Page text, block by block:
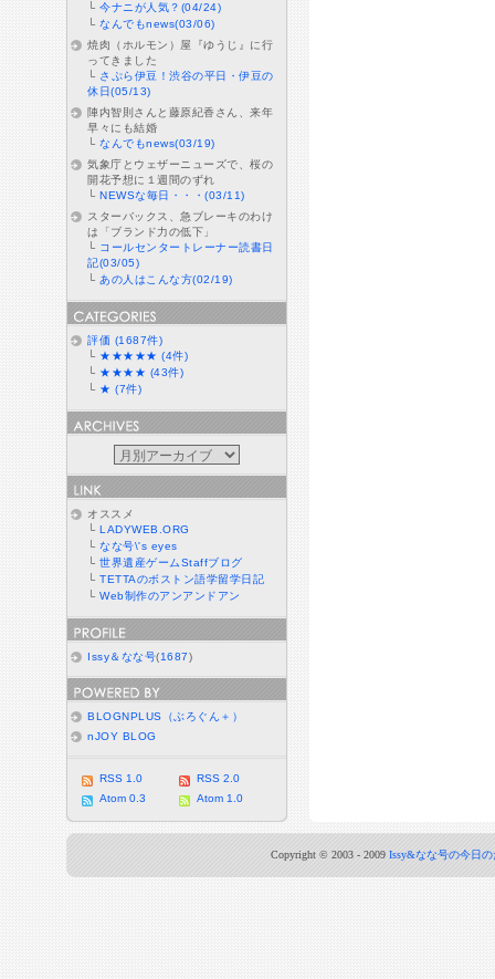
└今ナニが人気？(04/24)
└なんでもnews(03/06)
焼肉（ホルモン）屋『ゆうじ』に行
ってきました
└ さぷら伊豆！渋谷の平日・伊豆の
休日(05/13)
陣内智則さんと藤原紀香さん、来年
早々にも結婚
└なんでもnews(03/19)
気象庁とウェザーニューズで、桜の
開花予想に１週間のずれ
└NEWSな毎日・・・(03/11)
スターバックス、急ブレーキのわけ
は「ブランド力の低下」
└ コールセンタートレーナー読書日
記(03/05)
└ あの人はこんな方(02/19)
評価 (1687件)
└ ★★★★★ (4件)
└ ★★★★ (43件)
└ ★ (7件)
オススメ
└LADYWEB.ORG
└なな号\'s eyes
└世界遺産ゲームStaffブログ
└TETTAのボストン語学留学日記
└Web制作のアンアンドアン
Issy＆なな号(1687)
BLOGNPLUS（ぶろぐん＋）
nJOY BLOG
RSS 1.0
RSS 2.0
Atom 0.3
Atom 1.0
Copyright © 2003 - 2009 Issy&なな号の今日